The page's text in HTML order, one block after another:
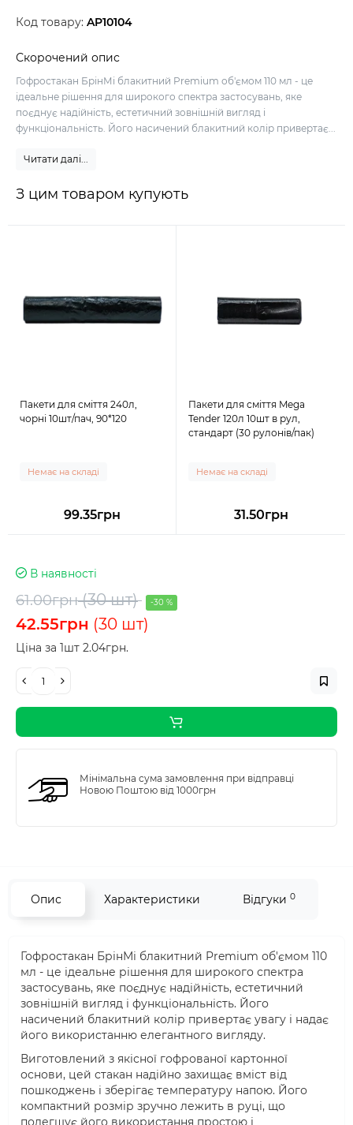
Код товару: AP10104
Скорочений опис
Гофростакан БрінМі блакитний Premium об'ємом 110 мл - це
ідеальне рішення для широкого спектра застосувань, яке
поєднує надійність, естетичний зовнішній вигляд і
функціональність. Його насичений блакитний колір привертає...
Читати далі...
З цим товаром купують
Пакети для сміття 240л,
чорні 10шт/пач, 90*120
Немає на складі
99.35грн
Пакети для сміття Mega
Tender 120л 10шт в рул,
стандарт (30 рулонів/пак)
Немає на складі
31.50грн
В наявності
61.00грн(30 шт) -30 %
42.55грн (30 шт)
Ціна за 1шт 2.04грн.
Мінімальна сума замовлення при відправці
Новою Поштою від 1000грн
Опис Характеристики Відгуки 0
Гофростакан БрінМі блакитний Premium об'ємом 110
мл - це ідеальне рішення для широкого спектра
застосувань, яке поєднує надійність, естетичний
зовнішній вигляд і функціональність. Його
насичений блакитний колір привертає увагу і надає
його використанню елегантного вигляду.
Виготовлений з якісної гофрованої картонної
основи, цей стакан надійно захищає вміст від
пошкоджень і зберігає температуру напою. Його
компактний розмір зручно лежить в руці, що
полегшує його використання простою і